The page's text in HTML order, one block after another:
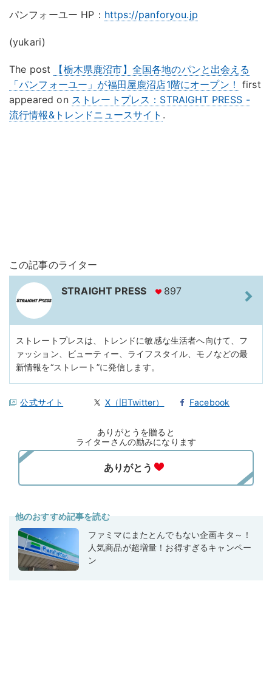
パンフォーユー HP： https://panforyou.jp
(yukari)
The post
【栃木県鹿沼市】全国各地のパンと出会える
「パンフォーユー」が福田屋鹿沼店1階にオープン！ first
appeared on ストレートプレス：STRAIGHT PRESS -
流行情報&トレンドニュースサイト .
この記事のライター
STRAIGHT PRESS 897
ストレートプレスは、トレンドに敏感な生活者へ向けて、フ
ァッション、ビューティー、ライフスタイル、モノなどの最
新情報を“ストレート”に発信します。
公式サイト X（旧Twitter） Facebook
ありがとうを贈ると
ライターさんの励みになります
他のおすすめ記事を読む
ファミマにまたとんでもない企画キタ～！
人気商品が超増量！お得すぎるキャンペー
ン